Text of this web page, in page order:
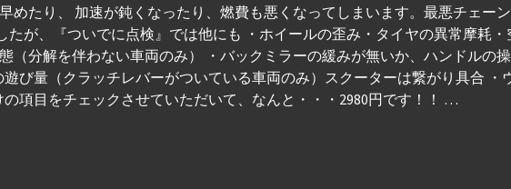
めたり、 加速が鈍くなったり、燃費も悪くなってしまいます。最悪チェー
たが、『ついでに点検』では他にも ・ホイールの歪み・タイヤの異常摩耗
（分解を伴わない車両のみ） ・バックミラーの緩みが無いか、ハンドルの
び量（クラッチレバーがついている車両のみ）スクーターは繋がり具合 ・
項目をチェックさせていただいて、なんと・・・2980円です！！ …